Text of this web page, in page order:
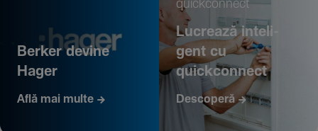
Berker devine
Hager
Află mai multe
quickconnect
Lucrează inte­li­
gent cu
quickconnect
Descoperă